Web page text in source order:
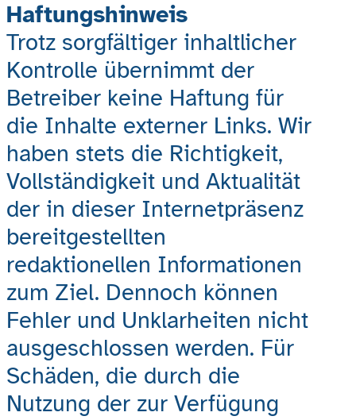
Haftungshinweis
Trotz sorgfältiger inhaltlicher
Kontrolle übernimmt der
Betreiber keine Haftung für
die Inhalte externer Links. Wir
haben stets die Richtigkeit,
Vollständigkeit und Aktualität
der in dieser Internetpräsenz
bereitgestellten
redaktionellen Informationen
zum Ziel. Dennoch können
Fehler und Unklarheiten nicht
ausgeschlossen werden. Für
Schäden, die durch die
Nutzung der zur Verfügung